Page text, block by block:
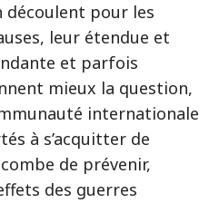
découlent pour les
leur étendue et
et parfois
mieux la question,
internationale
à s’acquitter de
de prévenir,
des guerres